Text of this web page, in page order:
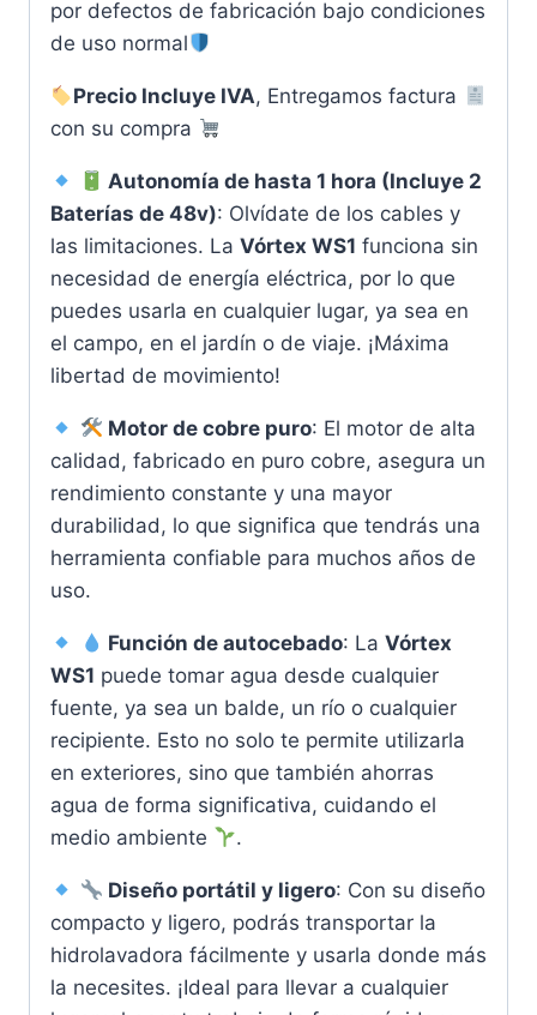
por defectos de fabricación bajo condiciones
de uso normal
Precio Incluye IVA, Entregamos factura
con su compra
Autonomía de hasta 1 hora (Incluye 2
Baterías de 48v): Olvídate de los cables y
las limitaciones. La Vórtex WS1 funciona sin
necesidad de energía eléctrica, por lo que
puedes usarla en cualquier lugar, ya sea en
el campo, en el jardín o de viaje. ¡Máxima
libertad de movimiento!
Motor de cobre puro: El motor de alta
calidad, fabricado en puro cobre, asegura un
rendimiento constante y una mayor
durabilidad, lo que significa que tendrás una
herramienta confiable para muchos años de
uso.
Función de autocebado: La Vórtex
WS1 puede tomar agua desde cualquier
fuente, ya sea un balde, un río o cualquier
recipiente. Esto no solo te permite utilizarla
en exteriores, sino que también ahorras
agua de forma significativa, cuidando el
medio ambiente
.
Diseño portátil y ligero: Con su diseño
compacto y ligero, podrás transportar la
hidrolavadora fácilmente y usarla donde más
la necesites. ¡Ideal para llevar a cualquier